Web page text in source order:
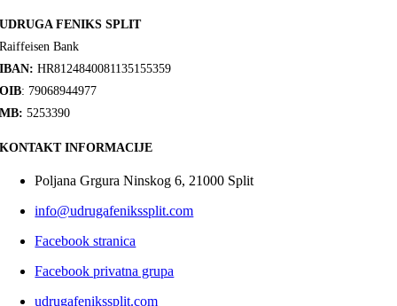
UDRUGA FENIKS SPLIT
Raiffeisen Bank
IBAN: HR8124840081135155359
OIB: 79068944977
MB: 5253390
KONTAKT INFORMACIJE
Poljana Grgura Ninskog 6, 21000 Split
info@udrugafenikssplit.com
Facebook stranica
Facebook privatna grupa
udrugafenikssplit.com